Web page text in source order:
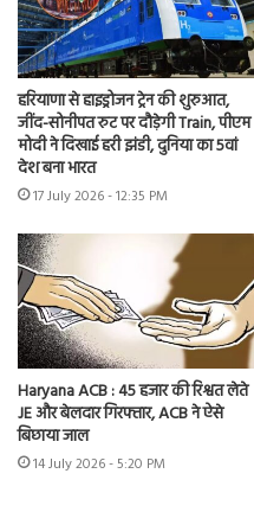
हरियाणा से हाइड्रोजन ट्रेन की शुरुआत,
जींद-सोनीपत रुट पर दौड़ेगी Train, पीएम
मोदी ने दिखाई हरी झंडी, दुनिया का 5वां
देश बना भारत
17 July 2026 - 12:35 PM
Haryana ACB : 45 हजार की रिश्वत लेते
JE और बेलदार गिरफ्तार, ACB ने ऐसे
बिछाया जाल
14 July 2026 - 5:20 PM